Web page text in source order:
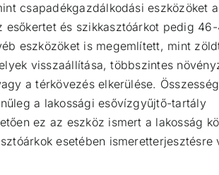
csapadékgazdálkodási eszközöket a
és szikkasztóárkot pedig 46-
eszközöket is megemlített, mint
visszaállítása, többszintes
a térkövezés elkerülése.
a lakossági esővízgyűjtő-tartály
ez az eszköz ismert a lakosság
esetében ismeretterjesztésre